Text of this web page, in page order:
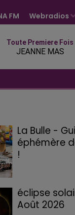
FM Webradios
Toute Premiere Fois
JEANNE MAS
La Bulle -
éphémère
!
éclipse
Août 2026